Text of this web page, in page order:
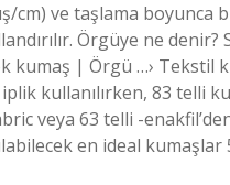
cm) ve taşlama
Örgüye ne
| Örgü …› Tekstil
kullanılırken, 83 telli
veya 63 telli -enakfil’den
en ideal kumaşlar